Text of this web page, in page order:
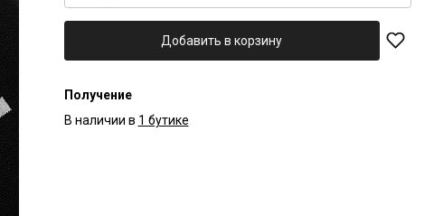
Добавить в корзину
Получение
В наличии в 1 бутике